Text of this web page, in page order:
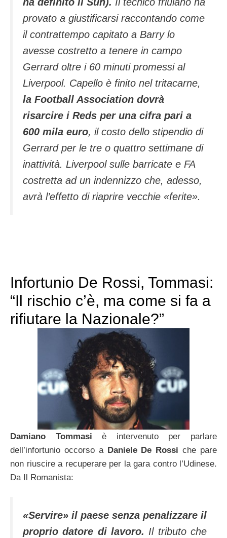
provato a giustificarsi raccontando come
il contrattempo capitato a Barry lo
avesse costretto a tenere in campo
Gerrard oltre i 60 minuti promessi al
Liverpool. Capello è finito nel tritacarne,
la Football Association dovrà
risarcire i Reds per una cifra pari a
600 mila euro, il costo dello stipendio di
Gerrard per le tre o quattro settimane di
inattività. Liverpool sulle barricate e FA
costretta ad un indennizzo che, adesso,
avrà l’effetto di riaprire vecchie «ferite».
Infortunio De Rossi, Tommasi:
“Il rischio c’è, ma come si fa a
rifiutare la Nazionale?”
Damiano Tommasiè intervenuto per parlare
dell’infortunio occorso a Daniele De Rossi che pare
non riuscire a recuperare per la gara contro l’Udinese.
Da Il Romanista:
«Servire» il paese senza penalizzare il
proprio datore di lavoro. Il tributo che